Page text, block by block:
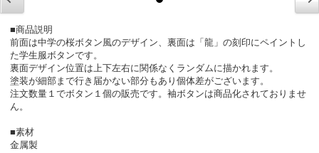
■商品説明
前面は中学の桜ボタン風のデザイン、裏面は「龍」の刻印にペイントし
た学生服ボタンです。
裏面デザイン位置は上下左右に関係なくランダムに描かれます。
塗装が細部まで行き届かない部分もあり個体差がございます。
注文数量１でボタン１個の販売です。袖ボタンは商品化されておりませ
ん。
■素材
金属製